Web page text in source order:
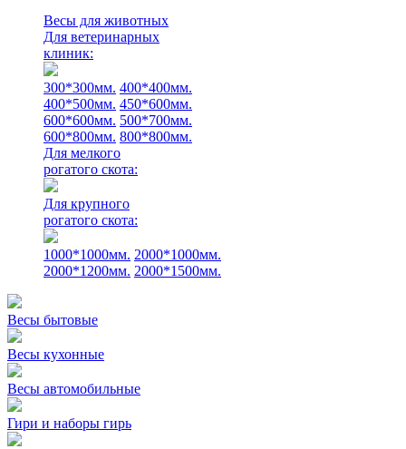
Весы для животных
Для ветеринарных
клиник:
300*300мм. 400*400мм.
400*500мм. 450*600мм.
600*600мм. 500*700мм.
600*800мм. 800*800мм.
Для мелкого
рогатого скота:
Для крупного
рогатого скота:
1000*1000мм. 2000*1000мм.
2000*1200мм. 2000*1500мм.
Весы бытовые
Весы кухонные
Весы автомобильные
Гири и наборы гирь